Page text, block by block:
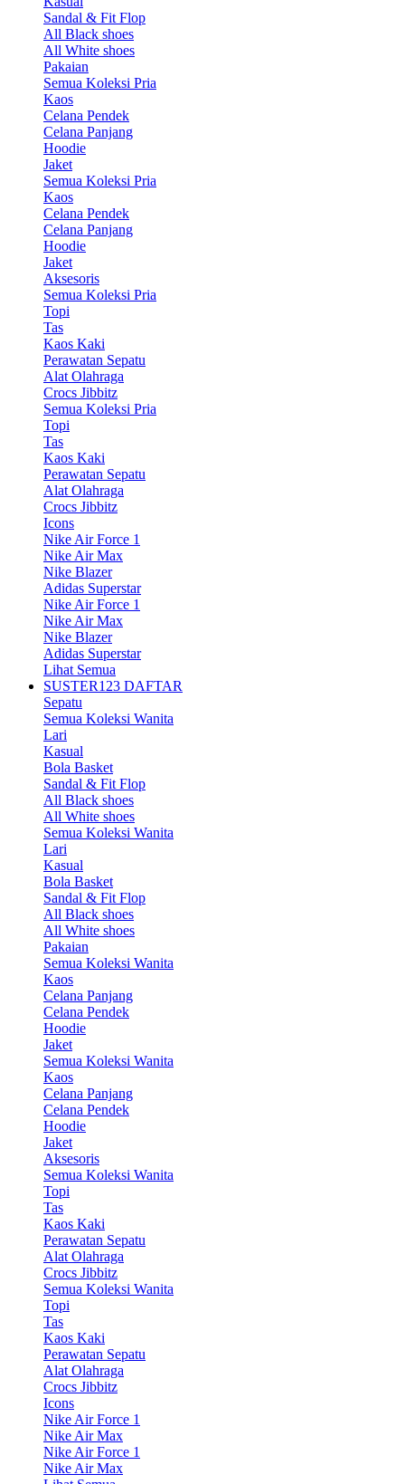
Sandal & Fit Flop
All Black shoes
All White shoes
Pakaian
Semua Koleksi Pria
Kaos
Celana Pendek
Celana Panjang
Hoodie
Jaket
Semua Koleksi Pria
Kaos
Celana Pendek
Celana Panjang
Hoodie
Jaket
Aksesoris
Semua Koleksi Pria
Topi
Tas
Kaos Kaki
Perawatan Sepatu
Alat Olahraga
Crocs Jibbitz
Semua Koleksi Pria
Topi
Tas
Kaos Kaki
Perawatan Sepatu
Alat Olahraga
Crocs Jibbitz
Icons
Nike Air Force 1
Nike Air Max
Nike Blazer
Adidas Superstar
Nike Air Force 1
Nike Air Max
Nike Blazer
Adidas Superstar
Lihat Semua
SUSTER123 DAFTAR
Sepatu
Semua Koleksi Wanita
Lari
Kasual
Bola Basket
Sandal & Fit Flop
All Black shoes
All White shoes
Semua Koleksi Wanita
Lari
Kasual
Bola Basket
Sandal & Fit Flop
All Black shoes
All White shoes
Pakaian
Semua Koleksi Wanita
Kaos
Celana Panjang
Celana Pendek
Hoodie
Jaket
Semua Koleksi Wanita
Kaos
Celana Panjang
Celana Pendek
Hoodie
Jaket
Aksesoris
Semua Koleksi Wanita
Topi
Tas
Kaos Kaki
Perawatan Sepatu
Alat Olahraga
Crocs Jibbitz
Semua Koleksi Wanita
Topi
Tas
Kaos Kaki
Perawatan Sepatu
Alat Olahraga
Crocs Jibbitz
Icons
Nike Air Force 1
Nike Air Max
Nike Air Force 1
Nike Air Max